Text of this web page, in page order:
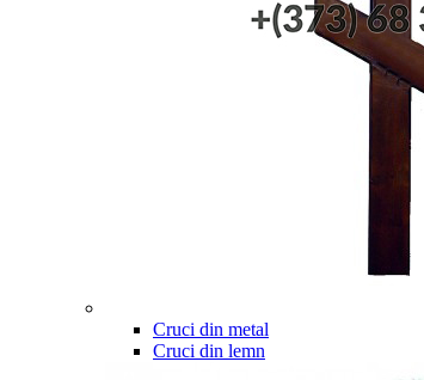
Cruci din metal
Cruci din lemn